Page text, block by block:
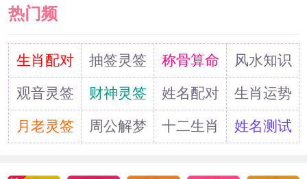
热门频
道生肖配对 抽签灵签 称骨算命
风水知识
观音灵签
财神灵签 姓名配对
生肖运势
月老灵签
周公解梦 十二生肖 姓名测试